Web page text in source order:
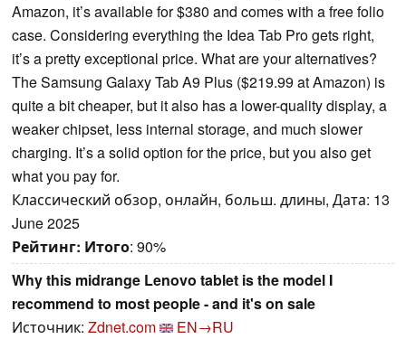
Amazon, it’s available for $380 and comes with a free folio
case. Considering everything the Idea Tab Pro gets right,
it’s a pretty exceptional price. What are your alternatives?
The Samsung Galaxy Tab A9 Plus ($219.99 at Amazon) is
quite a bit cheaper, but it also has a lower-quality display, a
weaker chipset, less internal storage, and much slower
charging. It’s a solid option for the price, but you also get
what you pay for.
Классический обзор, онлайн, больш. длины, Дата: 13
June 2025
Рейтинг: Итого: 90%
Why this midrange Lenovo tablet is the model I
recommend to most people - and it's on sale
Источник: Zdnet.com
EN→RU